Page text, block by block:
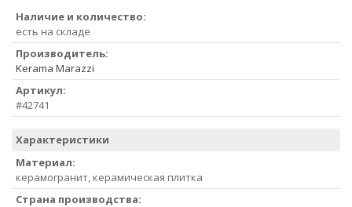
Наличие и количество:
есть на складе
Производитель:
Kerama Marazzi
Артикул:
#42741
Характеристики
Материал:
керамогранит, керамическая плитка
Страна производства: